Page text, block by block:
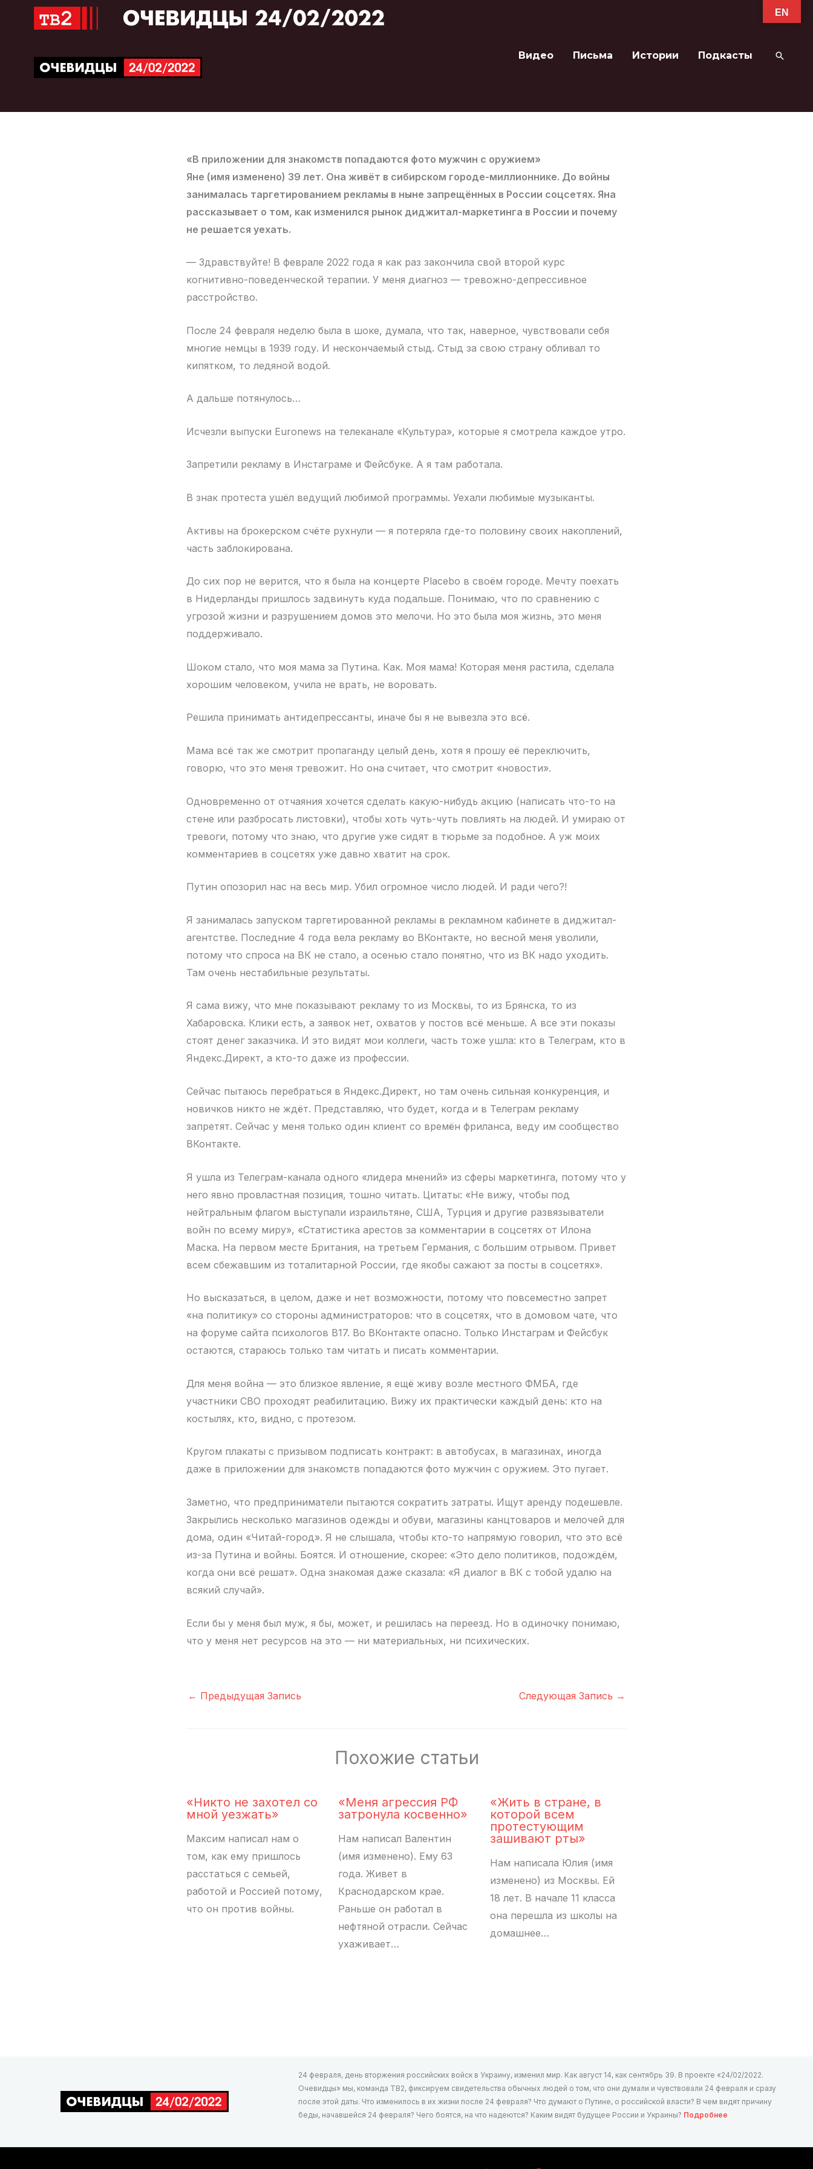
Перейти
Видео Письма Истории Подкасты Поиск
«В приложении для знакомств попадаются фото мужчин с оружием»
Яне (имя изменено) 39 лет. Она живёт в сибирском городе-миллионнике. До войны
занималась таргетированием рекламы в ныне запрещённых в России соцсетях. Яна
рассказывает о том, как изменился рынок диджитал-маркетинга в России и почему
не решается уехать.
— Здравствуйте! В феврале 2022 года я как раз закончила свой второй курс
когнитивно-поведенческой терапии. У меня диагноз — тревожно-депрессивное
расстройство.
После 24 февраля неделю была в шоке, думала, что так, наверное, чувствовали себя
многие немцы в 1939 году. И нескончаемый стыд. Стыд за свою страну обливал то
кипятком, то ледяной водой.
А дальше потянулось…
Исчезли выпуски Euronews на телеканале «Культура», которые я смотрела каждое утро.
Запретили рекламу в Инстаграме и Фейсбуке. А я там работала.
В знак протеста ушёл ведущий любимой программы. Уехали любимые музыканты.
Активы на брокерском счёте рухнули — я потеряла где-то половину своих накоплений,
часть заблокирована.
До сих пор не верится, что я была на концерте Placebo в своём городе. Мечту поехать
в Нидерланды пришлось задвинуть куда подальше. Понимаю, что по сравнению с
угрозой жизни и разрушением домов это мелочи. Но это была моя жизнь, это меня
поддерживало.
Шоком стало, что моя мама за Путина. Как. Моя мама! Которая меня растила, сделала
хорошим человеком, учила не врать, не воровать.
Решила принимать антидепрессанты, иначе бы я не вывезла это всё.
Мама всё так же смотрит пропаганду целый день, хотя я прошу её переключить,
говорю, что это меня тревожит. Но она считает, что смотрит «новости».
Одновременно от отчаяния хочется сделать какую-нибудь акцию (написать что-то на
стене или разбросать листовки), чтобы хоть чуть-чуть повлиять на людей. И умираю от
тревоги, потому что знаю, что другие уже сидят в тюрьме за подобное. А уж моих
комментариев в соцсетях уже давно хватит на срок.
Путин опозорил нас на весь мир. Убил огромное число людей. И ради чего?!
Я занималась запуском таргетированной рекламы в рекламном кабинете в диджитал-
агентстве. Последние 4 года вела рекламу во ВКонтакте, но весной меня уволили,
потому что спроса на ВК не стало, а осенью стало понятно, что из ВК надо уходить.
Там очень нестабильные результаты.
Я сама вижу, что мне показывают рекламу то из Москвы, то из Брянска, то из
Хабаровска. Клики есть, а заявок нет, охватов у постов всё меньше. А все эти показы
стоят денег заказчика. И это видят мои коллеги, часть тоже ушла: кто в Телеграм, кто в
Яндекс.Директ, а кто-то даже из профессии.
Сейчас пытаюсь перебраться в Яндекс.Директ, но там очень сильная конкуренция, и
новичков никто не ждёт. Представляю, что будет, когда и в Телеграм рекламу
запретят. Сейчас у меня только один клиент со времён фриланса, веду им сообщество
ВКонтакте.
Я ушла из Телеграм-канала одного «лидера мнений» из сферы маркетинга, потому что у
него явно провластная позиция, тошно читать. Цитаты: «Не вижу, чтобы под
нейтральным флагом выступали израильтяне, США, Турция и другие развязыватели
войн по всему миру», «Статистика арестов за комментарии в соцсетях от Илона
Маска. На первом месте Британия, на третьем Германия, с большим отрывом. Привет
всем сбежавшим из тоталитарной России, где якобы сажают за посты в соцсетях».
Но высказаться, в целом, даже и нет возможности, потому что повсеместно запрет
«на политику» со стороны администраторов: что в соцсетях, что в домовом чате, что
на форуме сайта психологов B17. Во ВКонтакте опасно. Только Инстаграм и Фейсбук
остаются, стараюсь только там читать и писать комментарии.
Для меня война — это близкое явление, я ещё живу возле местного ФМБА, где
участники СВО проходят реабилитацию. Вижу их практически каждый день: кто на
костылях, кто, видно, с протезом.
Кругом плакаты с призывом подписать контракт: в автобусах, в магазинах, иногда
даже в приложении для знакомств попадаются фото мужчин с оружием. Это пугает.
Заметно, что предприниматели пытаются сократить затраты. Ищут аренду подешевле.
Закрылись несколько магазинов одежды и обуви, магазины канцтоваров и мелочей для
дома, один «Читай-город». Я не слышала, чтобы кто-то напрямую говорил, что это всё
из-за Путина и войны. Боятся. И отношение, скорее: «Это дело политиков, подождём,
когда они всё решат». Одна знакомая даже сказала: «Я диалог в ВК с тобой удалю на
всякий случай».
Если бы у меня был муж, я бы, может, и решилась на переезд. Но в одиночку понимаю,
что у меня нет ресурсов на это — ни материальных, ни психических.
← Предыдущая Запись Следующая Запись →
Похожие статьи
«Никто не захотел со
мной уезжать»
Максим написал нам о
том, как ему пришлось
расстаться с семьей,
работой и Россией потому,
что он против войны.
«Меня агрессия РФ
затронула косвенно»
Нам написал Валентин
(имя изменено). Ему 63
года. Живет в
Краснодарском крае.
Раньше он работал в
нефтяной отрасли. Сейчас
ухаживает…
«Жить в стране, в
которой всем
протестующим
зашивают рты»
Нам написала Юлия (имя
изменено) из Москвы. Ей
18 лет. В начале 11 класса
она перешла из школы на
домашнее…
24 февраля, день вторжения российских войск в Украину, изменил мир. Как август 14, как сентябрь 39. В проекте «24/02/2022.
Очевидцы» мы, команда ТВ2, фиксируем свидетельства обычных людей о том, что они думали и чувствовали 24 февраля и сразу
после этой даты. Что изменилось в их жизни после 24 февраля? Что думают о Путине, о российской власти? В чем видят причину
беды, начавшейся 24 февраля? Чего боятся, на что надеются? Каким видят будущее России и Украины? Подробнее
EN